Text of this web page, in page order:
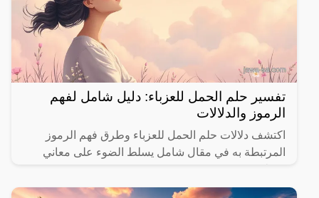
تفسير حلم الحمل للعزباء: دليل شامل لفهم
الرموز والدلالات
اكتشف دلالات حلم الحمل للعزباء وطرق فهم الرموز
المرتبطة به في مقال شامل يسلط الضوء على معاني